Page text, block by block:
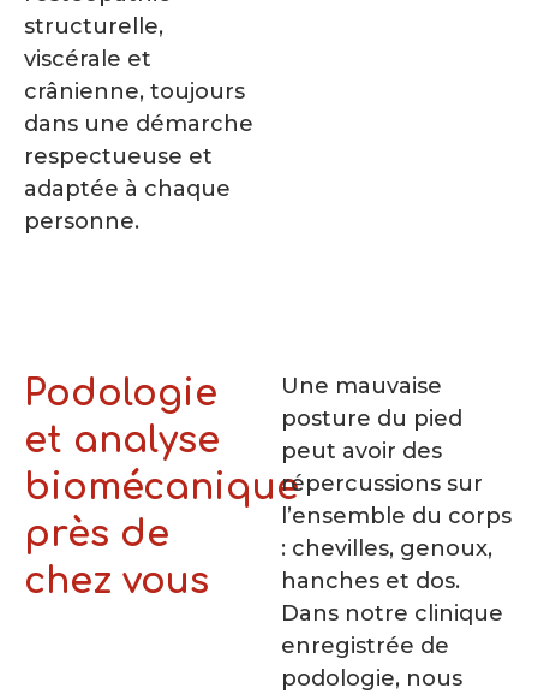
structurelle,
viscérale et
crânienne, toujours
dans une démarche
respectueuse et
adaptée à chaque
personne.
Podologie
et analyse
biomécanique
près de
chez vous
Une mauvaise
posture du pied
peut avoir des
répercussions sur
l’ensemble du corps
: chevilles, genoux,
hanches et dos.
Dans notre clinique
enregistrée de
podologie, nous